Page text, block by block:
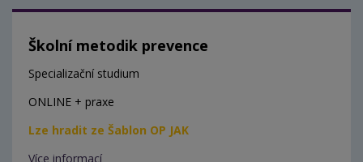
Školní metodik prevence
Specializační studium
ONLINE + praxe
Lze hradit ze Šablon OP JAK
Více informací